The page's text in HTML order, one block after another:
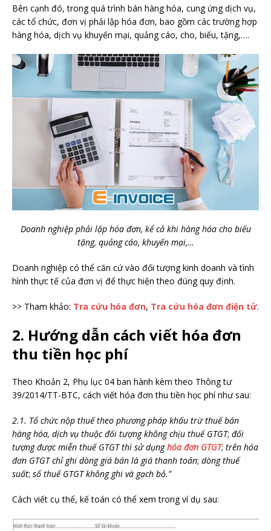
Bên cạnh đó, trong quá trình bán hàng hóa, cung ứng dịch vụ,
các tổ chức, đơn vị phải lập hóa đơn, bao gồm các trường hợp
hàng hóa, dịch vụ khuyến mại, quảng cáo, cho, biếu, tặng,….
Doanh nghiệp phải lập hóa đơn, kể cả khi hàng hóa cho biếu
tặng, quảng cáo, khuyến mại,…
Doanh nghiệp có thể căn cứ vào đối tượng kinh doanh và tình
hình thực tế của đơn vị để thực hiện theo đúng quy định.
>> Tham khảo: Tra cứu hóa đơn, Tra cứu hóa đơn điện tử.
2. Hướng dẫn cách viết hóa đơn
thu tiền học phí
Theo Khoản 2, Phụ lục 04 ban hành kèm theo Thông tư
39/2014/TT-BTC, cách viết hóa đơn thu tiền học phí như sau:
2.1. Tổ chức nộp thuế theo phương pháp khấu trừ thuế bán
hàng hóa, dịch vụ thuộc đối tượng không chịu thuế GTGT; đối
tượng được miễn thuế GTGT thì sử dụnghóa đơn GTGT; trên hóa
đơn GTGT chỉ ghi dòng giá bán là giá thanh toán; dòng thuế
suất; số thuế GTGT không ghi và gạch bỏ.”
Cách viết cụ thể, kế toán có thể xem trong ví dụ sau: